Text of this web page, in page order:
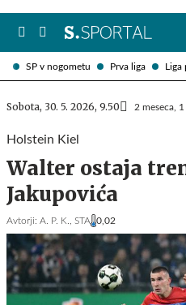
SP v nogometu Prva liga Liga
Sobota, 30. 5. 2026, 9.50 2 meseca,
Holstein Kiel
Walter ostaja
Jakupovića
Avtorji: A. P. K., STA 0,02